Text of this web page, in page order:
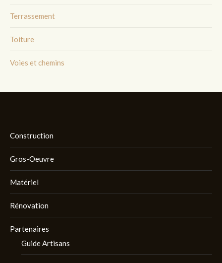
Terrassement
Toiture
Voies et chemins
Construction
Gros-Oeuvre
Matériel
Rénovation
Partenaires
Guide Artisans